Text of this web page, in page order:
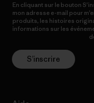
En cliquant sur le bouton
mon adresse e-mail pour
produits, les histoires
informations sur les
S’inscrire